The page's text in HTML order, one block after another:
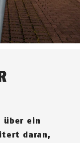
über ein
daran,